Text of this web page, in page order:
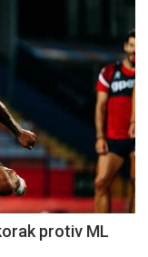
protiv ML